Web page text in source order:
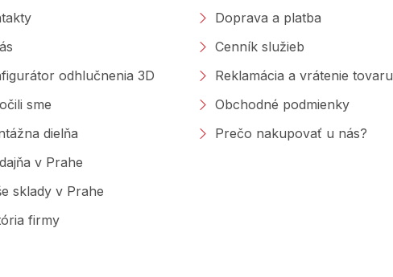
p
v
y
v
ý
p
odhlučnenia 3D
sme
dielňa
v Prahe
sklady v Prahe
firmy
Doprava a platba
Cenník služieb
Reklamácia a vrátenie tovaru
Obchodné podmienky
Prečo nakupovať u nás?